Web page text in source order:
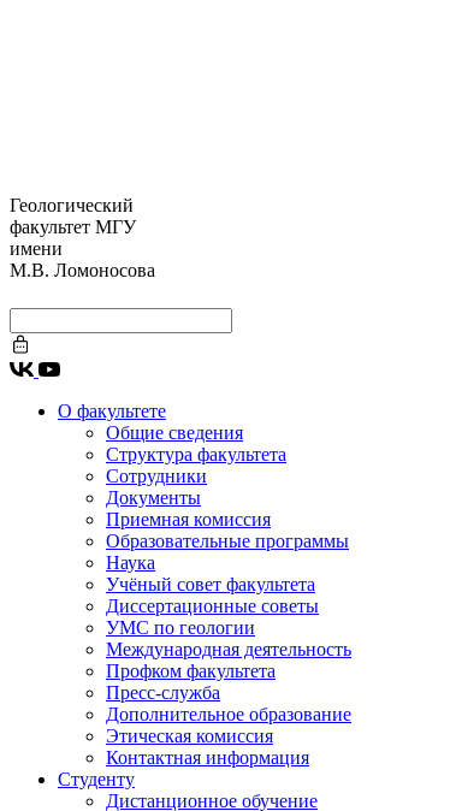
Геологический
факультет МГУ
имени
М.В. Ломоносова
О факультете
Общие сведения
Структура факультета
Сотрудники
Документы
Приемная комиссия
Образовательные программы
Наука
Учёный совет факультета
Диссертационные советы
УМС по геологии
Международная деятельность
Профком факультета
Пресс-служба
Дополнительное образование
Этическая комиссия
Контактная информация
Студенту
Дистанционное обучение